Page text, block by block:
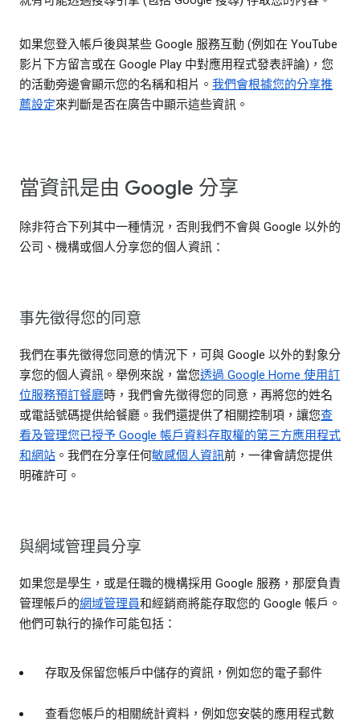
如果您登入帳戶後與某些 Google 服務互動 (例如在 YouTube
影片下方留言或在 Google Play 中對應用程式發表評論)，您
的活動旁邊會顯示您的名稱和相片。 我們會根據您的分享推
薦設定來判斷是否在廣告中顯示這些資訊。
當資訊是由 Google 分享
除非符合下列其中一種情況，否則我們不會與 Google 以外的
公司、機構或個人分享您的個人資訊：
事先徵得您的同意
我們在事先徵得您同意的情況下，可與 Google 以外的對象分
享您的個人資訊。舉例來說，當您透過 Google Home 使用訂
位服務預訂餐廳時，我們會先徵得您的同意，再將您的姓名
或電話號碼提供給餐廳。我們還提供了相關控制項，讓您查
看及管理您已授予 Google 帳戶資料存取權的第三方應用程式
和網站 。我們在分享任何敏感個人資訊前，一律會請您提供
明確許可。
與網域管理員分享
如果您是學生，或是任職的機構採用 Google 服務，那麼負責
管理帳戶的網域管理員和經銷商將能存取您的 Google 帳戶。
他們可執行的操作可能包括：
存取及保留您帳戶中儲存的資訊，例如您的電子郵件
查看您帳戶的相關統計資料，例如您安裝的應用程式數